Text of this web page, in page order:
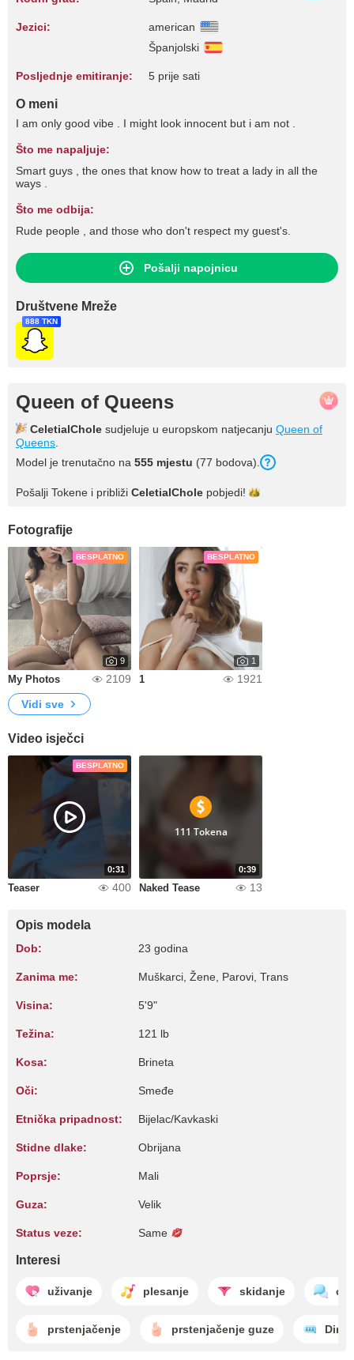
Jezici:
american
Španjolski
Posljednje emitiranje: 5 prije sati
O meni
I am only good vibe . I might look innocent but i am not .
Što me napaljuje:
Smart guys , the ones that know how to treat a lady in all the
ways .
Što me odbija:
Rude people , and those who don't respect my guest's.
Pošalji napojnicu
Društvene Mreže
888 TKN
Queen of Queens
CeletialChole sudjeluje u europskom natjecanju Queen of
Queens
Model je trenutačno na 555 mjestu (77 bodova).
Pošalji Tokene i približi CeletialChole pobjedi!
Fotografije
BESPLATNO
9
My Photos 2109
BESPLATNO
1
1
1921
Vidi sve
Video isječci
BESPLATNO
0:31
Teaser 400
0:39
111 Tokena
Naked Tease 13
Opis modela
Dob: 23 godina
Zanima me: Muškarci, Žene, Parovi, Trans
Visina: 5'9"
Težina: 121 lb
Kosa: Brineta
Oči: Smeđe
Etnička pripadnost: Bijelac/Kavkaski
Stidne dlake: Obrijana
Poprsje: Mali
Guza: Velik
Status veze: Same
Interesi
uživanje plesanje skidanje
prstenjačenje prstenjačenje guze Dirty